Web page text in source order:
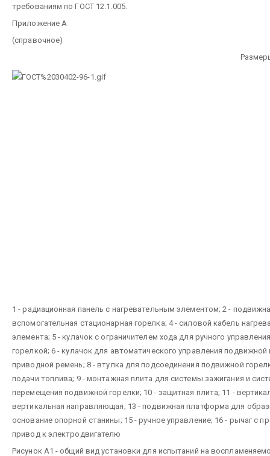
требованиям по ГОСТ 12.1.005.
Приложение А
(справочное)
1 - радиационная панель с нагревательным элементом; 2 -
вспомогательная стационарная горелка; 4 - силовой кабель
элемента; 5 - кулачок с ограничителем хода для ручного
горелкой; 6 - кулачок для автоматического управления подвижной
приводной ремень; 8 - втулка для подсоединения подвижной
подачи топлива; 9 - монтажная плита для системы зажигания и
перемещения подвижной горелки; 10 - защитная плита; 11 -
вертикальная направляющая; 13 - подвижная платформа для
основание опорной станины; 15 - ручное управление; 16 - рычаг с
привод к электродвигателю
Рисунок А1 - общий вид установки для испытаний на